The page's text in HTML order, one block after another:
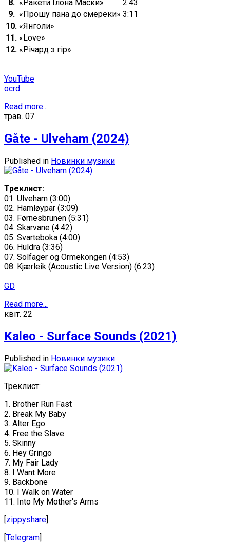
8. «Ракети Ілона Маски»
2:43
9. «Прошу пана до смереки» 3:11
10. «Янголи»
11. «Love»
12. «Річард з гір»
YouTube
ocrd
Read more...
трав. 07
Gåte - Ulveham (2024)
Published in Новинки музики
Треклист:
01. Ulveham (3:00)
02. Hamløypar (3:09)
03. Førnesbrunen (5:31)
04. Skarvane (4:42)
05. Svarteboka (4:00)
06. Huldra (3:36)
07. Solfager og Ormekongen (4:53)
08. Kjærleik (Acoustic Live Version) (6:23)
GD
Read more...
квіт. 22
Kaleo - Surface Sounds (2021)
Published in Новинки музики
Треклист:
1. Brother Run Fast
2. Break My Baby
3. Alter Ego
4. Free the Slave
5. Skinny
6. Hey Gringo
7. My Fair Lady
8. I Want More
9. Backbone
10. I Walk on Water
11. Into My Mother's Arms
[zippyshare]
[Telegram]